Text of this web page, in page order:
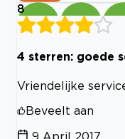
8
4 sterren: goede
Vriendelijke
Beveelt aan
9 April 2017